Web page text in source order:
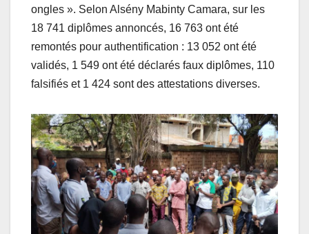
ongles ». Selon Alsény Mabinty Camara, sur les
18 741 diplômes annoncés, 16 763 ont été
remontés pour authentification : 13 052 ont été
validés, 1 549 ont été déclarés faux diplômes, 110
falsifiés et 1 424 sont des attestations diverses.